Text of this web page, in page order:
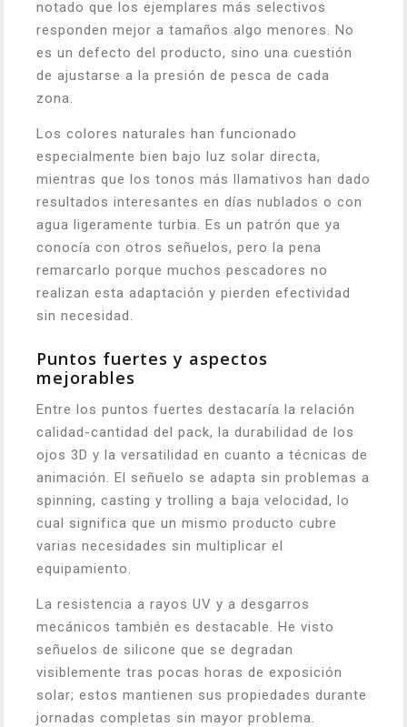
notado que los ejemplares más selectivos
responden mejor a tamaños algo menores. No
es un defecto del producto, sino una cuestión
de ajustarse a la presión de pesca de cada
zona.
Los colores naturales han funcionado
especialmente bien bajo luz solar directa,
mientras que los tonos más llamativos han dado
resultados interesantes en días nublados o con
agua ligeramente turbia. Es un patrón que ya
conocía con otros señuelos, pero la pena
remarcarlo porque muchos pescadores no
realizan esta adaptación y pierden efectividad
sin necesidad.
Puntos fuertes y aspectos
mejorables
Entre los puntos fuertes destacaría la relación
calidad-cantidad del pack, la durabilidad de los
ojos 3D y la versatilidad en cuanto a técnicas de
animación. El señuelo se adapta sin problemas a
spinning, casting y trolling a baja velocidad, lo
cual significa que un mismo producto cubre
varias necesidades sin multiplicar el
equipamiento.
La resistencia a rayos UV y a desgarros
mecánicos también es destacable. He visto
señuelos de silicone que se degradan
visiblemente tras pocas horas de exposición
solar; estos mantienen sus propiedades durante
jornadas completas sin mayor problema.